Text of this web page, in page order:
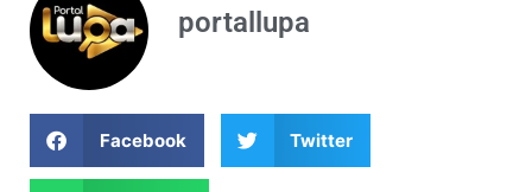
portallupa
Facebook Twitter